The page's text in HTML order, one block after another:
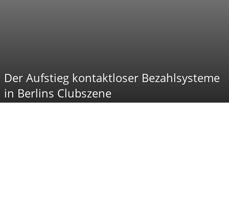
Der Aufstieg kontaktloser Bezahlsysteme
in Berlins Clubszene